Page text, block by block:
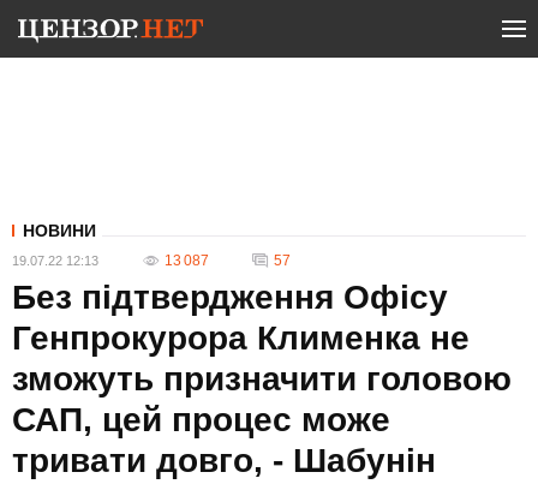
НОВИНИ
19.07.22 12:13 13 087 57
Без підтвердження Офісу
Генпрокурора Клименка не
зможуть призначити головою
САП, цей процес може
тривати довго, - Шабунін